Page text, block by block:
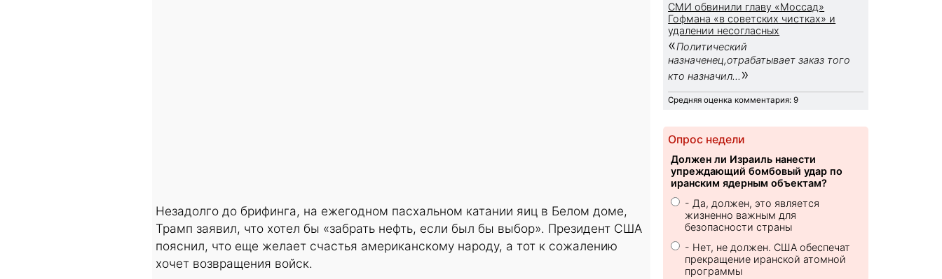
Незадолго до брифинга, на ежегодном пасхальном катании яиц в Белом доме,
Трамп заявил, что хотел бы «забрать нефть, если был бы выбор». Президент США
пояснил, что еще желает счастья американскому народу, а тот к сожалению
хочет возвращения войск.
СМИ обвинили главу «Моссад»
Гофмана «в советских чистках» и
удалении несогласных
«Политический
назначенец,отрабатывает заказ того
кто назначил... »
Средняя оценка комментария: 9
Опрос недели
Должен ли Израиль нанести
упреждающий бомбовый удар по
иранским ядерным объектам?
- Да, должен, это является
жизненно важным для
безопасности страны
- Нет, не должен. США обеспечат
прекращение иранской атомной
программы